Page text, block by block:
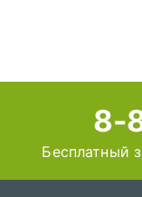
8-
Бесплатный